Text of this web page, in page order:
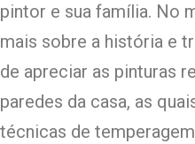
pintor e sua família. No
mais sobre a história e
de apreciar as pinturas
paredes da casa, as
técnicas de